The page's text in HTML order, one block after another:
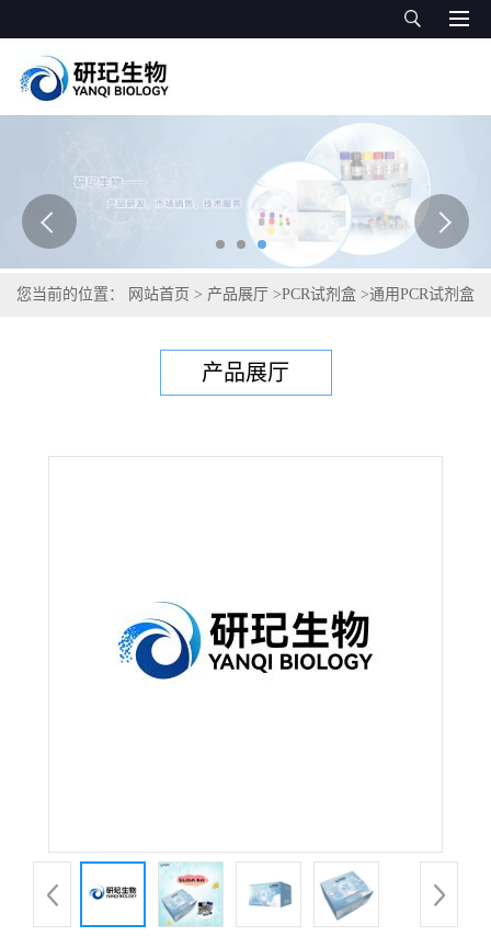
您当前的位置： 网站首页 > 产品展厅 >PCR试剂盒 >通用PCR试剂盒
产品展厅